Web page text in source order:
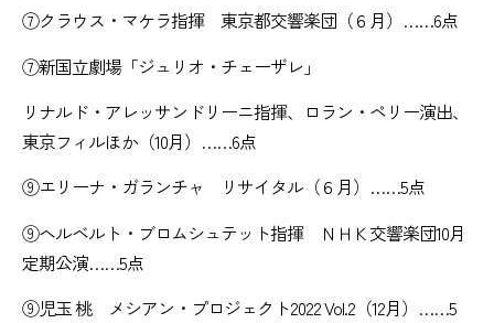
⑦クラウス・マケラ指揮 東京都交響楽団（６月）……6点
⑦新国立劇場「ジュリオ・チェーザレ」
リナルド・アレッサンドリーニ指揮、ロラン・ペリー演出、
東京フィルほか（10月）……6点
⑨エリーナ・ガランチャ リサイタル（６月）……5点
⑨ヘルベルト・ブロムシュテット指揮 ＮＨＫ交響楽団10月
定期公演……5点
⑨児玉 桃 メシアン・プロジェクト2022 Vol.2（12月）……5